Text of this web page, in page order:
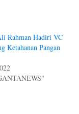
Rahman Hadiri VC
Ketahanan Pangan